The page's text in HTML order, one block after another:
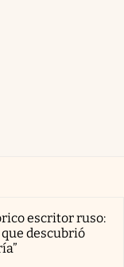
escritor ruso:
descubrió